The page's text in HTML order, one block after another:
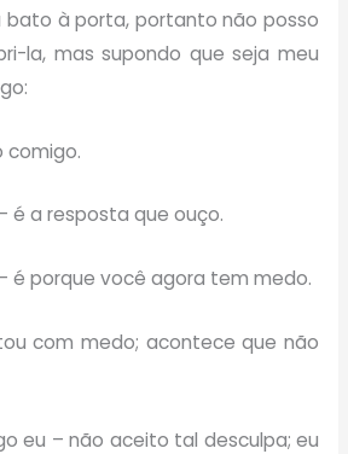
bato à porta, portanto não posso
la, mas supondo que seja meu
comigo.
é a resposta que ouço.
é porque você agora tem medo.
com medo; acontece que não
eu – não aceito tal desculpa; eu